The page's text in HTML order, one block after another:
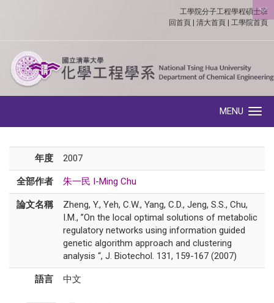
:::
工學院分子工程學程碩士班
回首頁
清大首頁 工學院首頁
MENU
年度 2007
全部作者 朱一民 I-Ming Chu
論文名稱
Zheng, Y., Yeh, C.W., Yang, C.D., Jeng, S.S., Chu,
I.M., ”On the local optimal solutions of metabolic
regulatory networks using information guided
genetic algorithm approach and clustering
analysis “, J. Biotechol. 131, 159-167 (2007)
語言 中文